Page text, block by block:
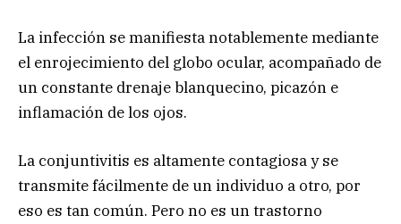
La infección se manifiesta notablemente mediante
el enrojecimiento del globo ocular, acompañado de
un constante drenaje blanquecino, picazón e
inflamación de los ojos.
La conjuntivitis es altamente contagiosa y se
transmite fácilmente de un individuo a otro, por
eso es tan común. Pero no es un trastorno